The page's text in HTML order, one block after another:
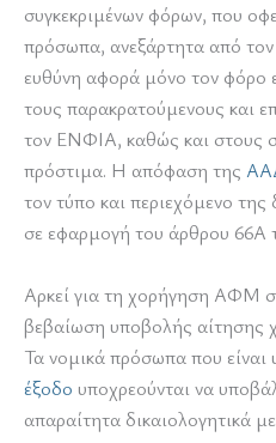
συγκεκριμένων φόρων, που
πρόσωπα, ανεξάρτητα από
ευθύνη αφορά μόνο τον
τους παρακρατούμενους και
τον ΕΝΦΙΑ, καθώς και στους
πρόστιμα. Η απόφαση της
τον τύπο και περιεχόμενο
σε εφαρμογή του άρθρου 66Α
Αρκεί για τη χορήγηση ΑΦΜ
βεβαίωση υποβολής αίτησης
Τα νομικά πρόσωπα που είναι
έξοδο υποχρεούνται να
απαραίτητα δικαιολογητικά